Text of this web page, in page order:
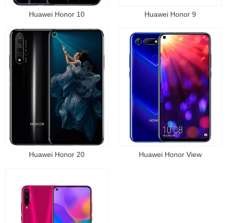
Huawei Honor 10 Huawei Honor 9
Huawei Honor 20 Huawei Honor View